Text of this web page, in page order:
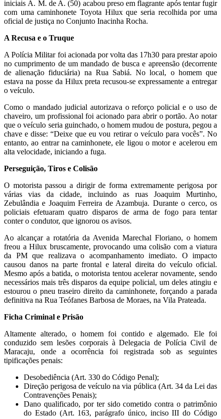
iniciais A. M. de A. (50) acabou preso em flagrante após tentar fugir
com uma caminhonete Toyota Hilux que seria recolhida por uma
oficial de justiça no Conjunto Inacinha Rocha.
A Recusa e o Truque
A Polícia Militar foi acionada por volta das 17h30 para prestar apoio
no cumprimento de um mandado de busca e apreensão (decorrente
de alienação fiduciária) na Rua Sabiá. No local, o homem que
estava na posse da Hilux preta recusou-se expressamente a entregar
o veículo.
Como o mandado judicial autorizava o reforço policial e o uso de
chaveiro, um profissional foi acionado para abrir o portão. Ao notar
que o veículo seria guinchado, o homem mudou de postura, pegou a
chave e disse: “Deixe que eu vou retirar o veículo para vocês”. No
entanto, ao entrar na caminhonete, ele ligou o motor e acelerou em
alta velocidade, iniciando a fuga.
Perseguição, Tiros e Colisão
O motorista passou a dirigir de forma extremamente perigosa por
várias vias da cidade, incluindo as ruas Joaquim Murtinho,
Zebulândia e Joaquim Ferreira de Azambuja. Durante o cerco, os
policiais efetuaram quatro disparos de arma de fogo para tentar
conter o condutor, que ignorou os avisos.
Ao alcançar a rotatória da Avenida Marechal Floriano, o homem
freou a Hilux bruscamente, provocando uma colisão com a viatura
da PM que realizava o acompanhamento imediato. O impacto
causou danos na parte frontal e lateral direita do veículo oficial.
Mesmo após a batida, o motorista tentou acelerar novamente, sendo
necessários mais três disparos da equipe policial, um deles atingiu e
estourou o pneu traseiro direito da caminhonete, forçando a parada
definitiva na Rua Teófanes Barbosa de Moraes, na Vila Prateada.
Ficha Criminal e Prisão
Altamente alterado, o homem foi contido e algemado. Ele foi
conduzido sem lesões corporais à Delegacia de Polícia Civil de
Maracaju, onde a ocorrência foi registrada sob as seguintes
tipificações penais:
Desobediência (Art. 330 do Código Penal);
Direção perigosa de veículo na via pública (Art. 34 da Lei das
Contravenções Penais);
Dano qualificado, por ter sido cometido contra o patrimônio
do Estado (Art. 163, parágrafo único, inciso III do Código